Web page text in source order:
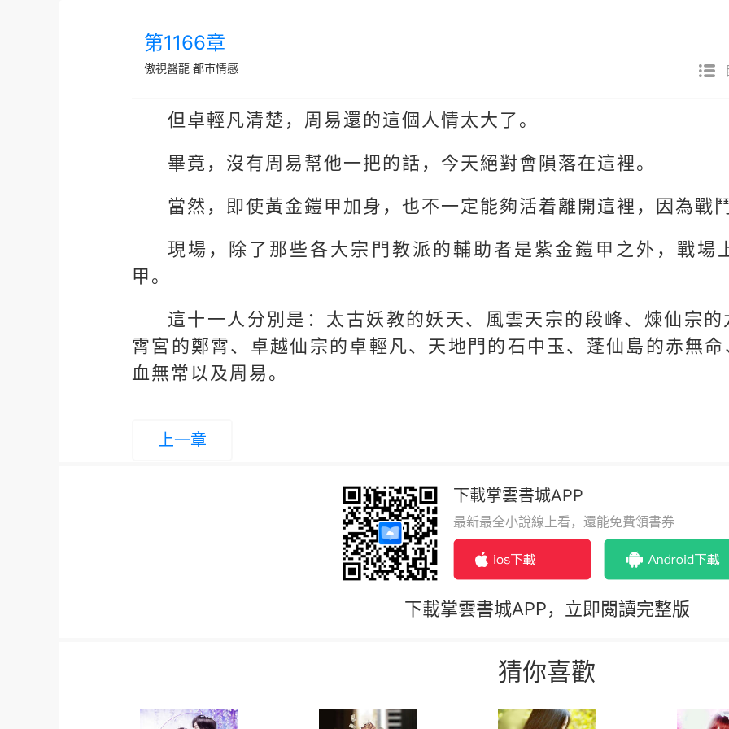
第1166章
傲視醫龍 都市情感
但卓輕凡清楚，周易還的這個人情太大了。
畢竟，沒有周易幫他一把的話，今天絕對會隕落在這裡。
當然，即使黃金鎧甲加身，也不一定能夠活着離開這裡，因為戰
現場，除了那些各大宗門教派的輔助者是紫金鎧甲之外，戰場
甲。
這十一人分別是：太古妖教的妖天、風雲天宗的段峰、煉仙宗
霄宮的鄭霄、卓越仙宗的卓輕凡、天地門的石中玉、蓬仙島的赤無
血無常以及周易。
上一章
下載掌雲書城APP
最新最全小說線上看，還能免費領書券
下載掌雲書城APP，立即閱讀完整版
猜你喜歡